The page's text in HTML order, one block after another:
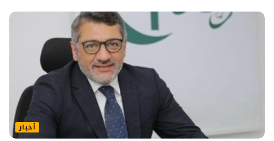
أخبار